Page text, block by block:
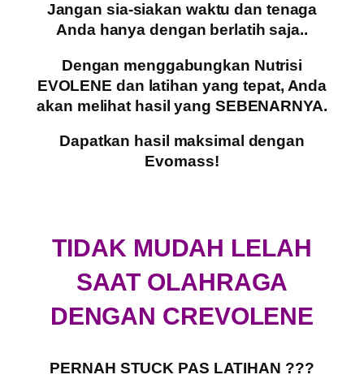
Jangan sia-siakan waktu dan tenaga
Anda hanya dengan berlatih saja..
Dengan menggabungkan Nutrisi
EVOLENE dan latihan yang tepat, Anda
akan melihat hasil yang SEBENARNYA.
Dapatkan hasil maksimal dengan
Evomass!
TIDAK MUDAH LELAH
SAAT OLAHRAGA
DENGAN CREVOLENE
PERNAH STUCK PAS LATIHAN ???